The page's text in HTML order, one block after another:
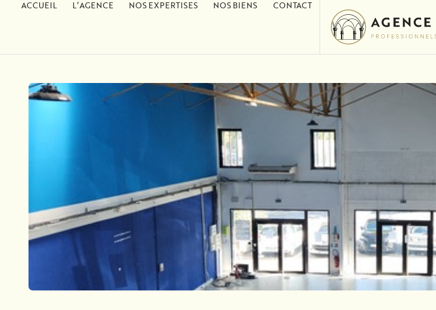
ACCUEIL L’AGENCE NOS EXPERTISES NOS BIENS CONTACT